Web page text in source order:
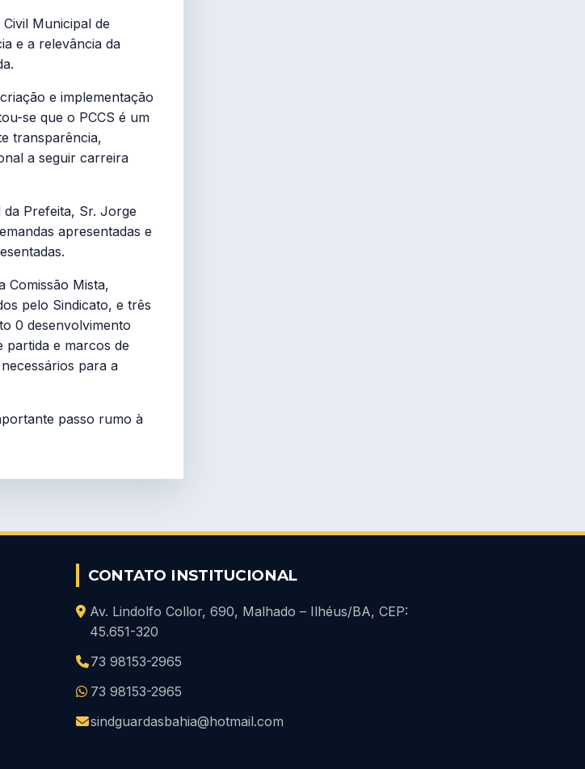
Municipal de
e a relevância da
e implementação
se que o PCCS é um
transparência,
a seguir carreira
Prefeita, Sr. Jorge
apresentadas e
Comissão Mista,
pelo Sindicato, e três
0 desenvolvimento
e marcos de
para a
passo rumo à
CONTATO INSTITUCIONAL
Av. Lindolfo Collor, 690, Malhado – Ilhéus/BA, CEP:
45.651-320
73 98153-2965
73 98153-2965
sindguardasbahia@hotmail.com